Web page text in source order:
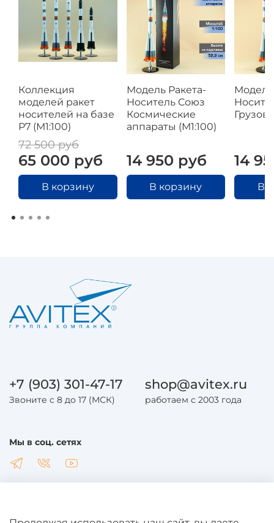
Коллекция
моделей ракет
носителей на базе
Р7 (М1:100)
72 500 руб
65 000 руб
В корзину
Модель Ракета-
Носитель Союз
Космические
аппараты (М1:100)
14 950 руб
В корзину
Модель
14
В
+7 (903) 301-47-17
Звоните с 8 до 17 (МСК)
shop@avitex.ru
работаем с 2003 года
Мы в соц. сетях